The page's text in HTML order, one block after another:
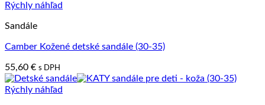
Rýchly náhľad
Sandále
Camber Kožené detské sandále (30-35)
55,60 € s DPH
Rýchly náhľad